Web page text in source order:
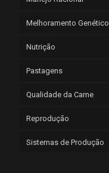
Melhoramento Genético
Nutrição
Pastagens
Qualidade da Carne
Reprodução
Sistemas de Produção